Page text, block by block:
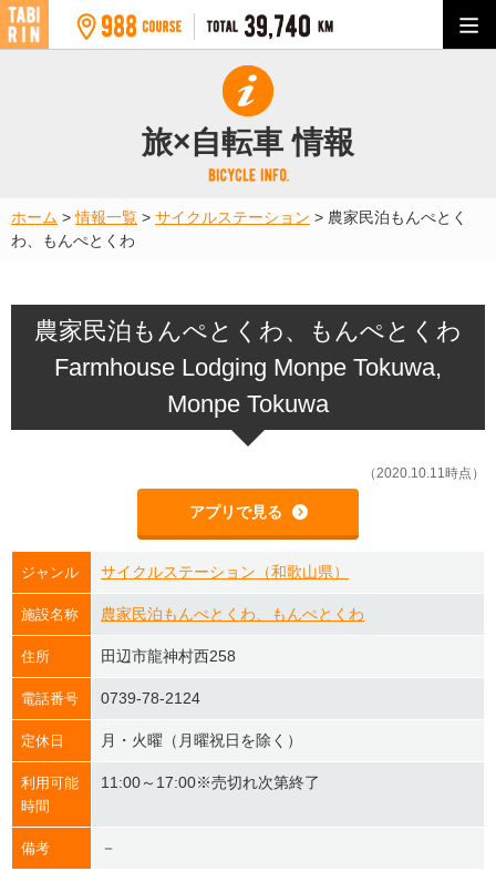
旅×自転車 情報
ホーム >情報一覧 > サイクルステーション > 農家民泊もんぺとく
わ、もんぺとくわ
農家民泊もんぺとくわ、もんぺとくわ
Farmhouse Lodging Monpe Tokuwa,
Monpe Tokuwa
（2020.10.11時点）
アプリで見る
ジャンル サイクルステーション（和歌山県）
施設名称 農家民泊もんぺとくわ、もんぺとくわ
住所 田辺市龍神村西258
電話番号 0739-78-2124
定休日 月・火曜（月曜祝日を除く）
利用可能
時間
11:00～17:00※売切れ次第終了
備考 －